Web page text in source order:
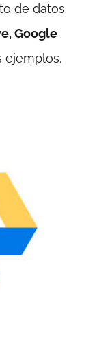
de datos
Google
ejemplos.